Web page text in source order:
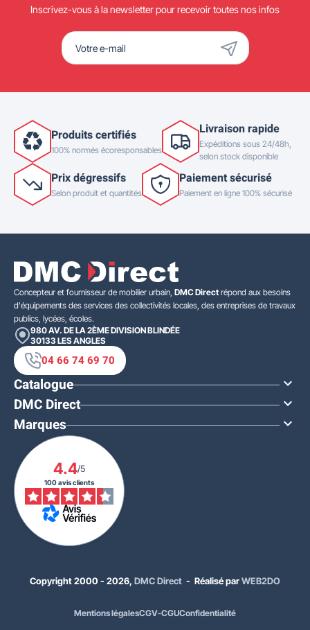
Inscrivez-vous à la newsletter pour recevoir toutes nos infos
Produits certifiés
100% normés écoresponsables
Livraison rapide
Expéditions sous 24/48h,
selon stock disponible
Prix dégressifs
Selon produit et quantités
Paiement sécurisé
Paiement en ligne 100% sécurisé
Concepteur et fournisseur de mobilier urbain, DMC Direct répond aux besoins
d'équipements des services des collectivités locales, des entreprises de travaux
publics, lycées, écoles.
980 AV. DE LA 2ÈME DIVISION BLINDÉE
30133 LES ANGLES
04 66 74 69 70
Catalogue 
DMC Direct 
Marques 
4.4/5
100 avis clients
Copyright 2000 - 2026, DMC Direct - Réalisé parWEB2DO
Mentions légalesCGV-CGUConfidentialité